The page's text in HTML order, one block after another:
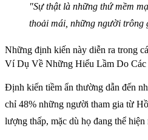
"Sự thật là những thứ mềm
thoải mái, những người trông
Những định kiến này diễn ra trong
Ví Dụ Về Những Hiểu Lầm Do
Định kiến tiềm ẩn thường dẫn đến
chỉ 48% những người tham gia từ
lượng thấp, mặc dù họ đang thể